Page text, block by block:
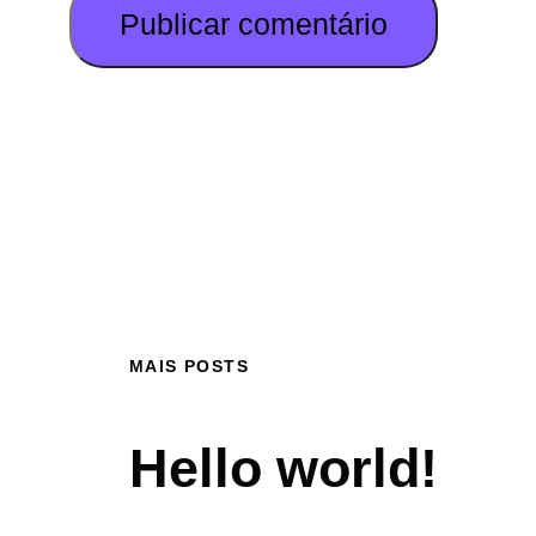
MAIS POSTS
Hello world!